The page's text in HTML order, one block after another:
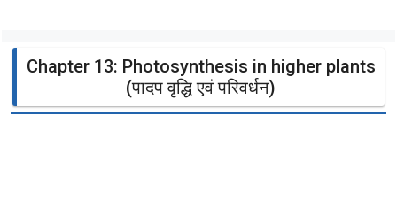
Chapter 13: Photosynthesis in higher plants
(पादप वृद्धि एवं परिवर्धन)